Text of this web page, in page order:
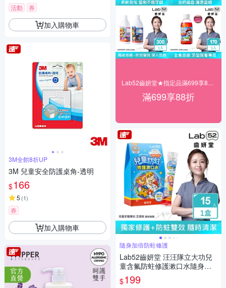
活動 券
加入購物車
3M全館8折UP
3M 兒童安全防護桌角-透明
$166
5 (1)
券
加入購物車
滿699享88折
隨身加倍防蛀修護
Lab52齒妍堂 汪汪隊立大功兒
童含氟防蛀修護漱口水隨身包
(15包/盒)
$199